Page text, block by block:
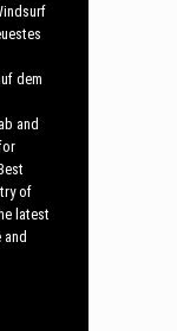
dem
and
of
latest